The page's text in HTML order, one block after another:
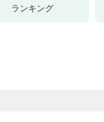
ランキング